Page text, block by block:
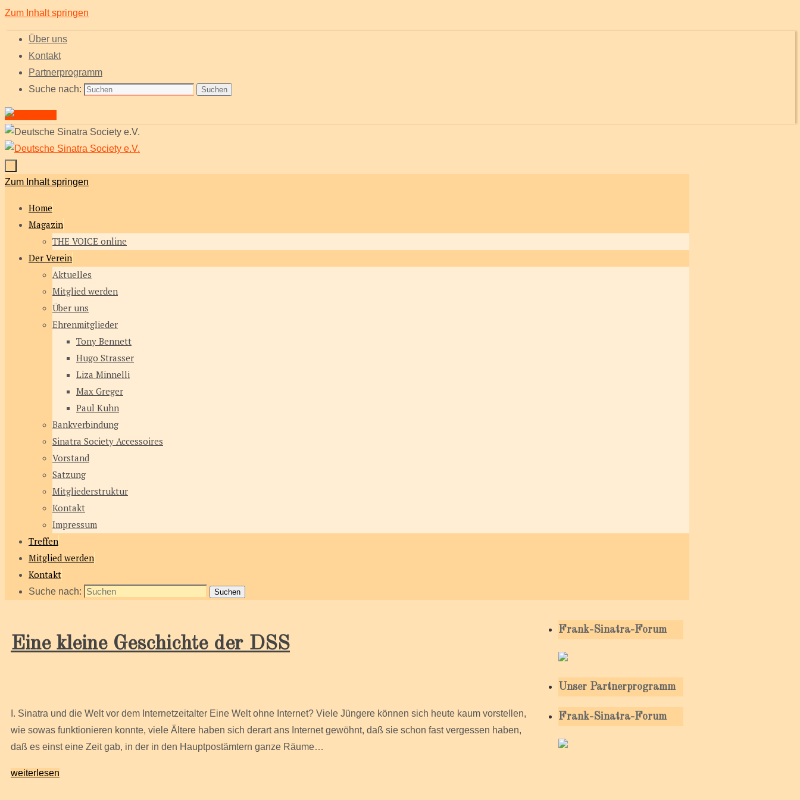
Zum Inhalt springen
Über uns
Kontakt
Partnerprogramm
Suche nach:
Suchen
Zum Inhalt springen
Home
Magazin
THE VOICE online
Der Verein
Aktuelles
Mitglied werden
Über uns
Ehrenmitglieder
Tony Bennett
Hugo Strasser
Liza Minnelli
Max Greger
Paul Kuhn
Bankverbindung
Sinatra Society Accessoires
Vorstand
Satzung
Mitgliederstruktur
Kontakt
Impressum
Treffen
Mitglied werden
Kontakt
Suche nach: Suchen
Eine kleine Geschichte der DSS
I. Sinatra und die Welt vor dem Internetzeitalter Eine Welt ohne Internet? Viele Jüngere können sich heute kaum vorstellen,
wie sowas funktionieren konnte, viele Ältere haben sich derart ans Internet gewöhnt, daß sie schon fast vergessen haben,
daß es einst eine Zeit gab, in der in den Hauptpostämtern ganze Räume…
weiterlesen
Frank-Sinatra-Forum
Unser Partnerprogramm
Frank-Sinatra-Forum